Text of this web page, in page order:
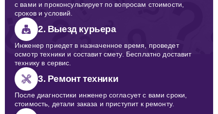
с вами и проконсультирует по вопросам стоимости,
сроков и условий.
2. Выезд курьера
Инженер приедет в назначенное время, проведет
осмотр техники и составит смету. Бесплатно доставит
технику в сервис.
3. Ремонт техники
После диагностики инженер согласует с вами сроки,
стоимость, детали заказа и приступит к ремонту.